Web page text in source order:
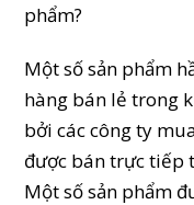
phẩm?
Một số sản phẩm
hàng bán lẻ trong
bởi các công ty
được bán trực tiếp
Một số sản phẩm